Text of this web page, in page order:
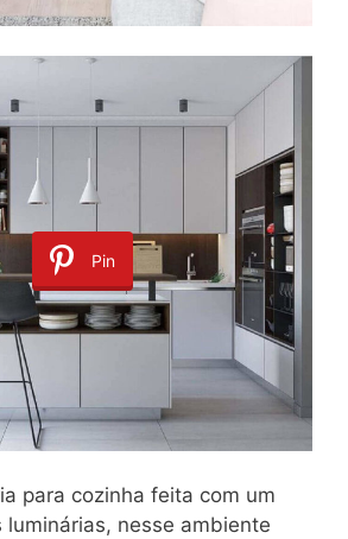
Pin
para cozinha feita com um
nesse ambiente